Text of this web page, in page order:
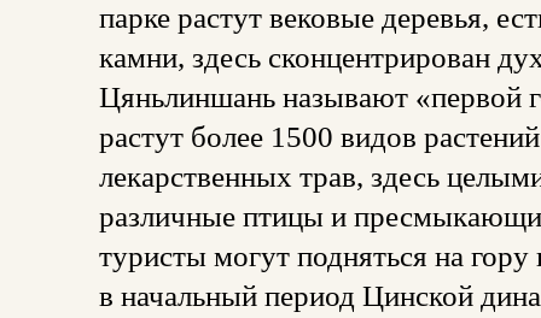
парке растут вековые деревья,
камни, здесь сконцентрирован
Цяньлиншань называют «первой
растут более 1500 видов
лекарственных трав, здесь
различные птицы и
туристы могут подняться на
в начальный период Цинской